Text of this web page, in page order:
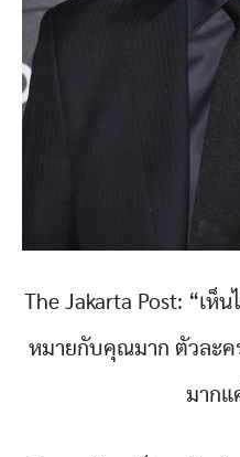
The Jakarta Post: “เห็
หมายกับคุณมาก ตัวละค
มากแ